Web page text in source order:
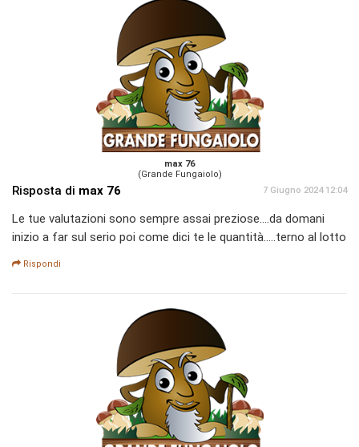
max 76
(Grande Fungaiolo)
Risposta di max 76 7 Giugno 2024 12:04
Le tue valutazioni sono sempre assai preziose....da domani
inizio a far sul serio poi come dici te le quantità.....terno al lotto
Rispondi